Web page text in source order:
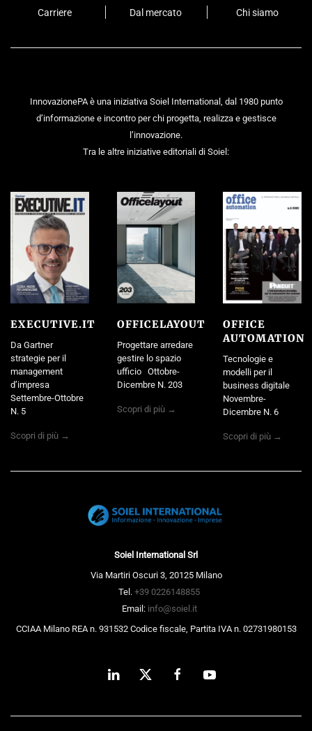
Carriere Dal mercato Chi siamo
InnovazionePA è una iniziativa Soiel International, dal 1980 punto
d’informazione e incontro per chi progetta, realizza e gestisce
l’innovazione.
Tra le altre iniziative editoriali di Soiel:
EXECUTIVE.IT
Da Gartner
strategie per il
management
d’impresa
Settembre-Ottobre
N. 5
Scopri di più →
OFFICELAYOUT
Progettare arredare
gestire lo spazio
ufficio Ottobre-
Dicembre N. 203
Scopri di più →
OFFICE
AUTOMATION
Tecnologie e
modelli per il
business digitale
Novembre-
Dicembre N. 6
Scopri di più →
Soiel International Srl
Via Martiri Oscuri 3, 20125 Milano
Tel. +39 0226148855
Email: info@soiel.it
CCIAA Milano REA n. 931532 Codice fiscale, Partita IVA n. 02731980153